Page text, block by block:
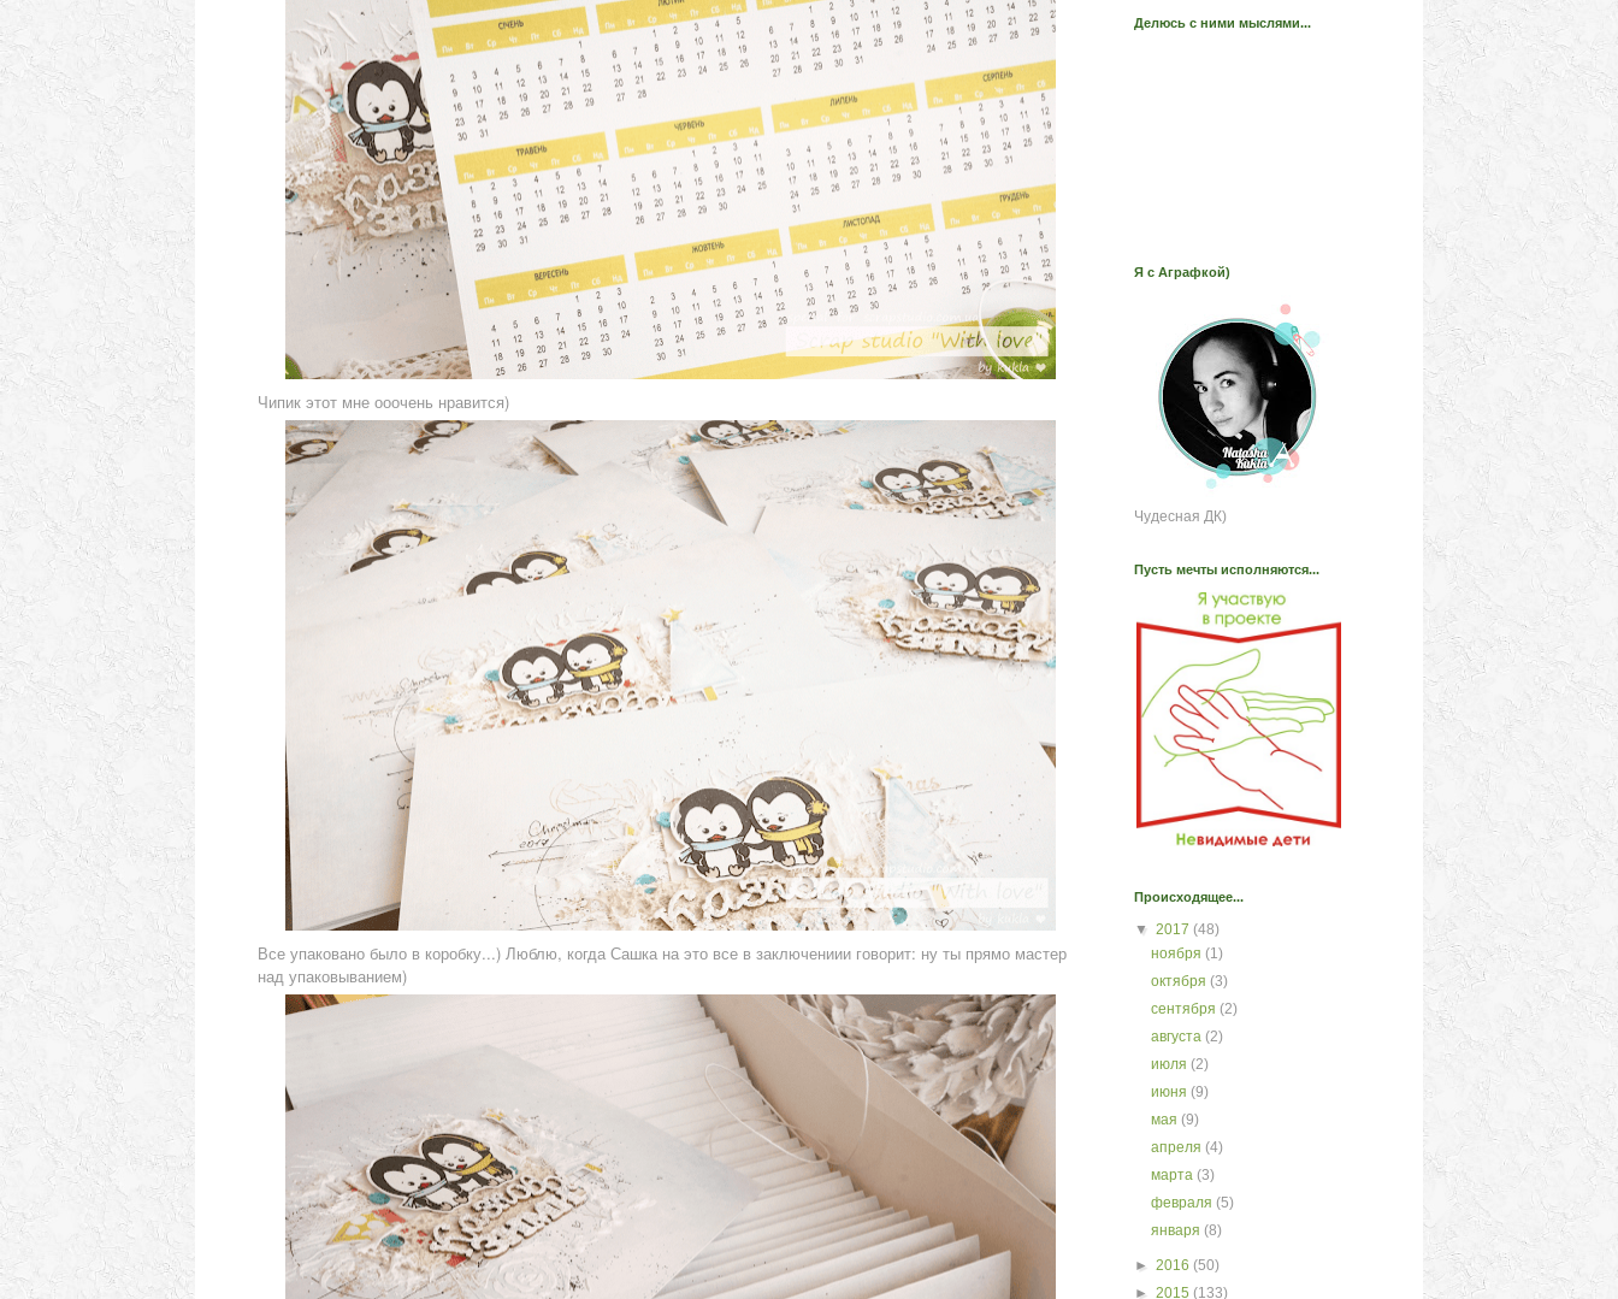
Чипик этот мне ооочень нравится)
Все упаковано было в коробку...) Люблю, когда Сашка на это все в заключениии говорит: ну ты прямо мастер
над упаковыванием)
Делюсь с ними мыслями...
Я с Аграфкой)
Чудесная ДК)
Пусть мечты исполняются...
Происходящее...
▼ 2017 (48)
ноября(1)
октября(3)
сентября(2)
августа(2)
июля(2)
июня(9)
мая(9)
апреля(4)
марта(3)
февраля(5)
января(8)
► 2016 (50)
► 2015 (133)